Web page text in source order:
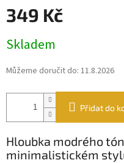
349 Kč
cena:
Skladem
Můžeme doručit do: 11.8.2026
Přidat do
Hloubka modrého
minimalistickém